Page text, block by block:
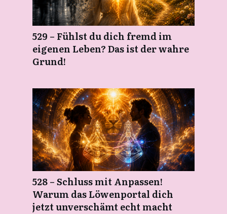
529 – Fühlst du dich fremd im
eigenen Leben? Das ist der wahre
Grund!
528 – Schluss mit Anpassen!
Warum das Löwenportal dich
jetzt unverschämt echt macht